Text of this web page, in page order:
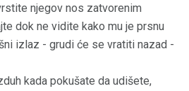
njegov nos zatvorenim
dok ne vidite kako mu je prsnu
izlaz - grudi će se vratiti nazad -
kada pokušate da udišete,